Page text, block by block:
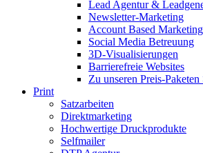
Lead Agentur &
Newsletter-Marketing
Account Based
Social Media Betreuung
3D-Visualisierungen
Barrierefreie Websites
Zu unseren Preis-
Print
Satzarbeiten
Direktmarketing
Hochwertige Druckprodukte
Selfmailer